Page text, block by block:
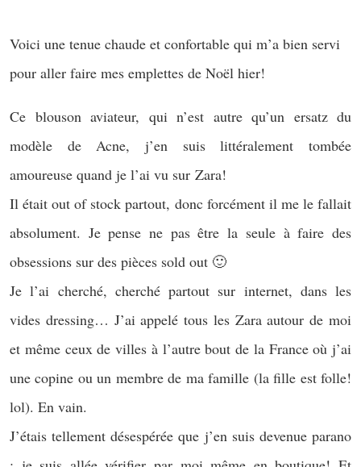
Voici une tenue chaude et confortable qui m’a bien servi
pour aller faire mes emplettes de Noël hier!
Ce blouson aviateur, qui n’est autre qu’un ersatz du
modèle de Acne, j’en suis littéralement tombée
amoureuse quand je l’ai vu sur Zara!
Il était out of stock partout, donc forcément il me le fallait
absolument. Je pense ne pas être la seule à faire des
obsessions sur des pièces sold out 🙂
Je l’ai cherché, cherché partout sur internet, dans les
vides dressing… J’ai appelé tous les Zara autour de moi
et même ceux de villes à l’autre bout de la France où j’ai
une copine ou un membre de ma famille (la fille est folle!
lol). En vain.
J’étais tellement désespérée que j’en suis devenue parano